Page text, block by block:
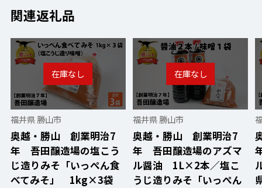
関連返礼品
福井県 勝山市
奥越・勝山 創業明治7
年 吾田醸造場の塩こう
じ造りみそ「いっぺん食
べてみそ」 1kg×3袋
福井県 勝山市
奥越・勝山 創業明治7
年 吾田醸造場のアズマ
ル醤油 1L×2本／塩こ
うじ造りみそ「いっぺん